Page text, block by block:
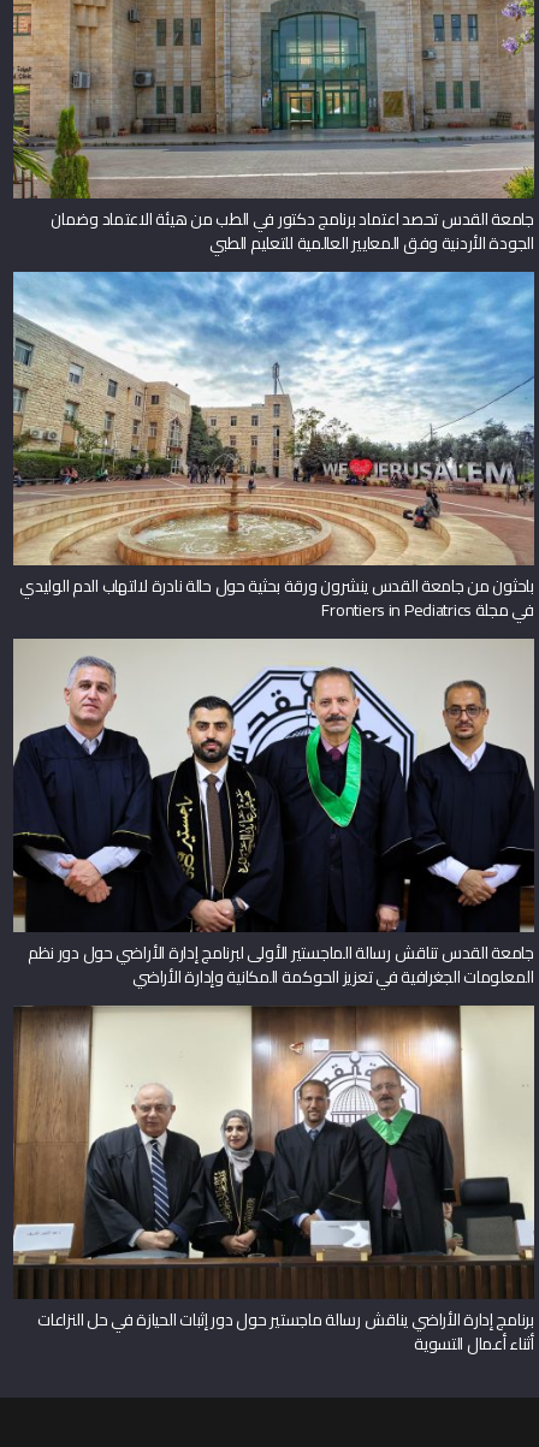
جامعة القدس تحصد اعتماد برنامج دكتور في الطب من هيئة الاعتماد وضمان
الجودة الأردنية وفق المعايير العالمية للتعليم الطبي
باحثون من جامعة القدس ينشرون ورقة بحثية حول حالة نادرة لالتهاب الدم الوليدي
في مجلة Frontiers in Pediatrics
جامعة القدس تناقش رسالة الماجستير الأولى لبرنامج إدارة الأراضي حول دور نظم
المعلومات الجغرافية في تعزيز الحوكمة المكانية وإدارة الأراضي
برنامج إدارة الأراضي يناقش رسالة ماجستير حول دور إثبات الحيازة في حل النزاعات
أثناء أعمال التسوية